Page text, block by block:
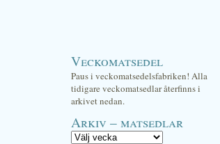
Veckomatsedel
Paus i veckomatsedelsfabriken! Alla
tidigare veckomatsedlar återfinns i
arkivet nedan.
Arkiv – matsedlar